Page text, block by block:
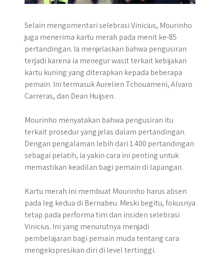
Selain mengomentari selebrasi Vinicius, Mourinho
juga menerima kartu merah pada menit ke-85
pertandingan. Ia menjelaskan bahwa pengusiran
terjadi karena ia menegur wasit terkait kebijakan
kartu kuning yang diterapkan kepada beberapa
pemain. Ini termasuk Aurelien Tchouameni, Alvaro
Carreras, dan Dean Huijsen.
Mourinho menyatakan bahwa pengusiran itu
terkait prosedur yang jelas dalam pertandingan.
Dengan pengalaman lebih dari 1.400 pertandingan
sebagai pelatih, ia yakin cara ini penting untuk
memastikan keadilan bagi pemain di lapangan.
Kartu merah ini membuat Mourinho harus absen
pada leg kedua di Bernabeu. Meski begitu, fokusnya
tetap pada performa tim dan insiden selebrasi
Vinicius. Ini yang menurutnya menjadi
pembelajaran bagi pemain muda tentang cara
mengekspresikan diri di level tertinggi.